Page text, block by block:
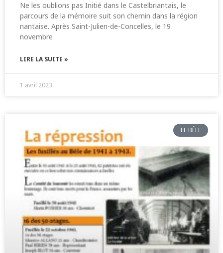
Ne les oublions pas Initié dans le Castelbriantais, le
parcours de la mémoire suit son chemin dans la région
nantaise. Après Saint-Julien-de-Concelles, le 19
novembre
LIRE LA SUITE »
1 avril 2023
LE BÊLE